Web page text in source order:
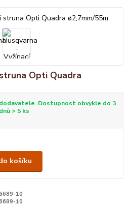
Opti Quadra
Dostupnost obvykle do 3
> 5 ks
košíku
10
10